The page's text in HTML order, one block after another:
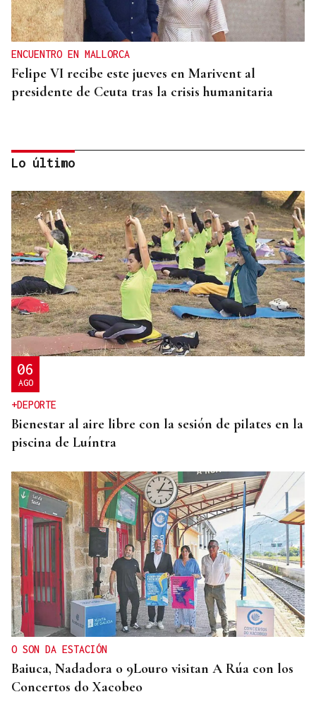
ENCUENTRO EN MALLORCA
Felipe VI recibe este jueves en Marivent al
presidente de Ceuta tras la crisis humanitaria
CRISIS HUMANITARIA
El Instituto de Medicina Legal de Ceuta recibe los
cuerpos de los 80 migrantes fallecidos
Lo último
06
AGO
+DEPORTE
Bienestar al aire libre con la sesión de pilates en la
piscina de Luíntra
O SON DA ESTACIÓN
Baiuca, Nadadora o 9Louro visitan A Rúa con los
Concertos do Xacobeo